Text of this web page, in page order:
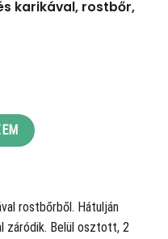
karikával, rostbőr,
fekete mennyiség
rostbőrből. Hátulján
záródik. Belül osztott, 2